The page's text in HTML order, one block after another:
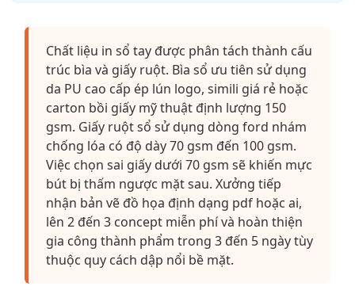
Chất liệu in sổ tay được phân tách thành cấu
trúc bìa và giấy ruột. Bìa sổ ưu tiên sử dụng
da PU cao cấp ép lún logo, simili giá rẻ hoặc
carton bồi giấy mỹ thuật định lượng 150
gsm. Giấy ruột sổ sử dụng dòng ford nhám
chống lóa có độ dày 70 gsm đến 100 gsm.
Việc chọn sai giấy dưới 70 gsm sẽ khiến mực
bút bị thấm ngược mặt sau. Xưởng tiếp
nhận bản vẽ đồ họa định dạng pdf hoặc ai,
lên 2 đến 3 concept miễn phí và hoàn thiện
gia công thành phẩm trong 3 đến 5 ngày tùy
thuộc quy cách dập nổi bề mặt.